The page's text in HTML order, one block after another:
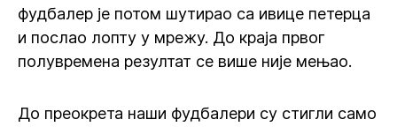
фудбалер је потом шутирао са ивице петерца
и послао лопту у мрежу. До краја првог
полувремена резултат се више није мењао.
До преокрета наши фудбалери су стигли само